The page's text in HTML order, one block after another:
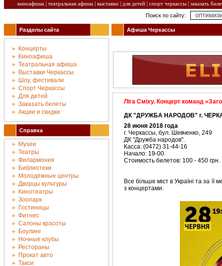
киноафиша | театральная афиша | выставки | для детей | спорт черкассы | заказать
Поиск по сайту:
Разделы сайта
Концерты
Киноафиша
Театральная афиша
Выставки Черкассы
Шоу, фестивали
Спорт Черкассы
Для детей
Заказать билеты
Акции и скидки
Справка
Музеи
Театры
Филармония
Библиотеки
Молодёжные центры
Дворцы культуры
Кинотеатры
Зоопарк
Гостиницы
Фитнес
Салоны красоты
Боулинг
Ночные клубы
Рестораны
Прокат авто
Такси
Афиша Черкассы
Ліга Сміху. Концерт команд
ДК "ДРУЖБА НАРОДОВ" г.
28 июня 2018 года
г. Черкассы, бул. Шевченко, 249
ДК "Дружба народов".
Касса: (0472) 31-44-16
Начало: 19-00.
Стоимость билетов: 100 - 450 грн.
Все більше міст в Україні та за
з концертами.